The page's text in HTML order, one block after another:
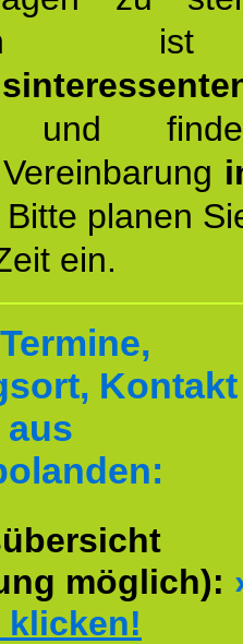
planen
ein.
aus
möglich):
klicken!